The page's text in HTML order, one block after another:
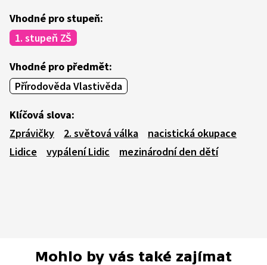
Vhodné pro stupeň:
1. stupeň ZŠ
Vhodné pro předmět:
Přírodověda Vlastivěda
Klíčová slova:
Zprávičky
2. světová válka
nacistická okupace
Lidice
vypálení Lidic mezinárodní den dětí
Mohlo by vás také zajímat